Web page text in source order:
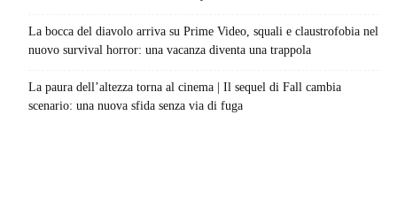
La bocca del diavolo arriva su Prime Video, squali e claustrofobia nel
nuovo survival horror: una vacanza diventa una trappola
La paura dell’altezza torna al cinema | Il sequel di Fall cambia
scenario: una nuova sfida senza via di fuga